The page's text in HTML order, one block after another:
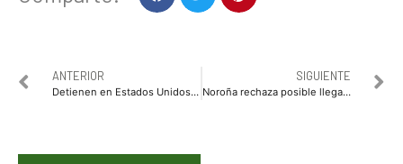
ANTERIOR
Detienen en Estados Unidos a exsecretario de Seguridad de Sinaloa, Gerardo Mérida Sánchez
SIGUIENTE
Noroña rechaza posible llegada de Jorge “El Travieso” Arce a Morena